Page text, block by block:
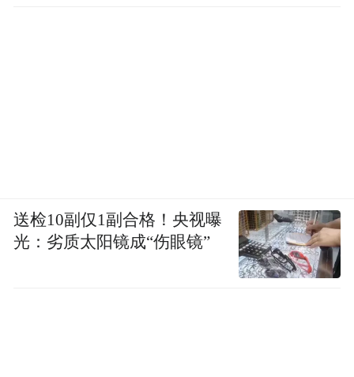
送检10副仅1副合格！央视曝
光：劣质太阳镜成“伤眼镜”